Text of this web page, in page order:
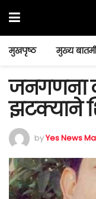
मुखपृष्ठ मुख्य बातमी
जनगणना
झटक्याने
byYes News